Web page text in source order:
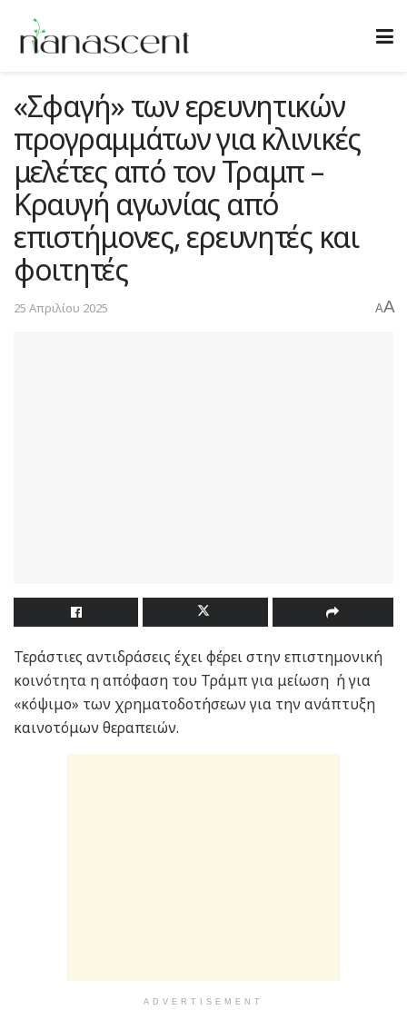
«Σφαγή» των ερευνητικών
προγραμμάτων για κλινικές
μελέτες από τον Τραμπ –
Κραυγή αγωνίας από
επιστήμονες, ερευνητές και
φοιτητές
25 Απριλίου 2025 AA
Τεράστιες αντιδράσεις έχει φέρει στην επιστημονική
κοινότητα η απόφαση του Τράμπ για μείωση ή για
«κόψιμο» των χρηματοδοτήσεων για την ανάπτυξη
καινοτόμων θεραπειών.
ADVERTISEMENT